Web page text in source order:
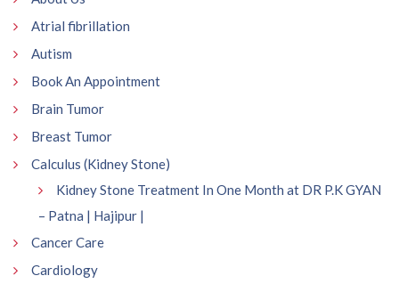
Atrial fibrillation
Autism
Book An Appointment
Brain Tumor
Breast Tumor
Calculus (Kidney Stone)
Kidney Stone Treatment In One Month at DR P.K GYAN
– Patna | Hajipur |
Cancer Care
Cardiology